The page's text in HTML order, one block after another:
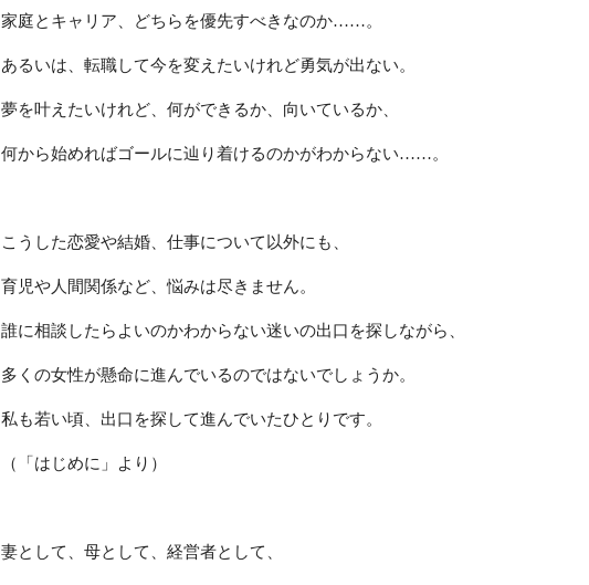
家庭とキャリア、どちらを優先すべきなのか……。
あるいは、転職して今を変えたいけれど勇気が出ない。
夢を叶えたいけれど、何ができるか、向いているか、
何から始めればゴールに辿り着けるのかがわからない……。
こうした恋愛や結婚、仕事について以外にも、
育児や人間関係など、悩みは尽きません。
誰に相談したらよいのかわからない迷いの出口を探しながら、
多くの女性が懸命に進んでいるのではないでしょうか。
私も若い頃、出口を探して進んでいたひとりです。
（「はじめに」より）
妻として、母として、経営者として、